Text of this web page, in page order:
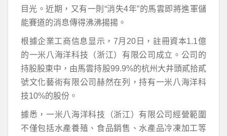
目光。近期，又有一則“消失4年”的馬雲即將進軍儲
能賽道的消息傳得沸沸揚揚。
根據企業工商信息显示，7月20日，註冊資本1.1億
的一米八海洋科技（浙江）有限公司成立。公司的
持股股東中，由馬雲持股99.9%的杭州大井頭貳拾貳
號文化藝術有限公司赫然在列，持有一米八海洋科
技10%的股份。
據悉，一米八海洋科技（浙江）有限公司經營範圍
不僅包括水產養殖、食品銷售、水產品冷凍加工等